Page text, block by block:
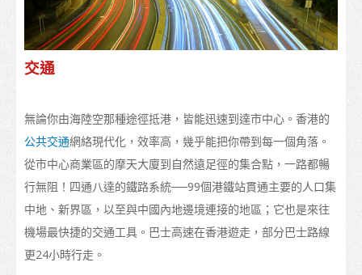
學費和生活費
獎學金
大學和高等教育
課程名單
職業專才教育
資歷架構
「香港發展為國際教育樞紐」的政策
交通
無論你由海陸空那種途徑抵港，皆能迅速到達市中心。香港的
公共交通網絡現代化，效率高，幾乎能把你帶到每一個角落。
從市中心商業區的摩天大廈到自然遠足徑的集合點，一路都暢
行無阻！四通八達的鐵路系統──99個港鐵站貫通主要的人口集
中地、新界區，以至與中國內地邊境連接的地區；它也是來往
機場最快捷的交通工具。巴士高速在香港遊走，部分巴士路線
更24小時行走。